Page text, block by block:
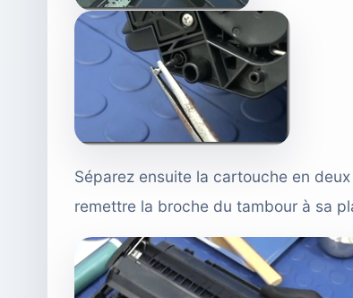
Séparez ensuite la cartouche en
remettre la broche du tambour à sa